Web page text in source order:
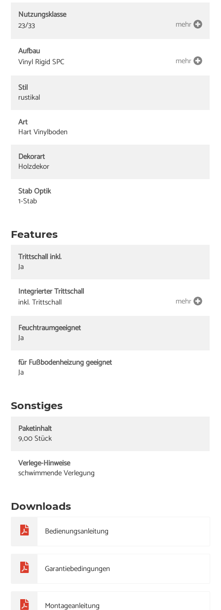
Nutzungsklasse
23/33
mehr
Aufbau
Vinyl Rigid SPC
mehr
Stil
rustikal
Art
Hart Vinylboden
Dekorart
Holzdekor
Stab Optik
1-Stab
Features
Trittschall inkl.
Ja
Integrierter Trittschall
inkl. Trittschall
mehr
Feuchtraumgeeignet
Ja
für Fußbodenheizung geeignet
Ja
Sonstiges
Paketinhalt
9,00 Stück
Verlege-Hinweise
schwimmende Verlegung
Downloads
Bedienungsanleitung
Garantiebedingungen
Montageanleitung